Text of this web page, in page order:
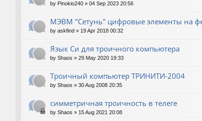
by Pinokio240 » 04 Sep 2023 20:56
МЭВМ "Сетунь" цифровые элементы на
by askfind » 19 Apr 2018 00:32
Язык Си для троичного компьютера
by Shaos » 29 May 2020 19:33
Троичный компьютер ТРИНИТИ-2004
by Shaos » 30 Aug 2008 20:35
симметричная троичность в телеге
by Shaos » 15 Aug 2021 20:08